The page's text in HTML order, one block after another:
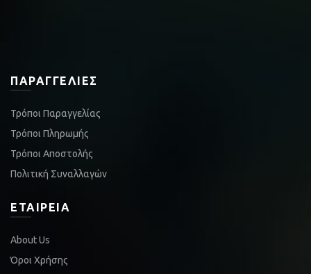
ΠΑΡΑΓΓΕΛΊΕΣ
Τρόποι Παραγγελίας
Τρόποι Πληρωμής
Τρόποι Αποστολής
Πολιτική Συναλλαγών
ΕΤΑΙΡΕΊΑ
About Us
Όροι Χρήσης